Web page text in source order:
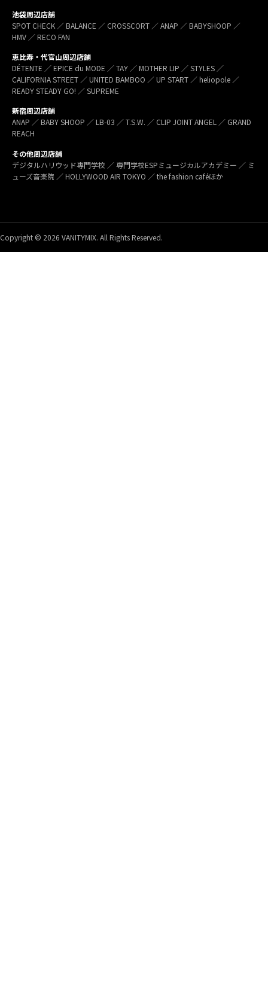
池袋周辺店舗
SPOT CHECK ／ BALANCE ／ CROSSCORT ／ ANAP ／ BABYSHOOP ／
HMV ／ RECO FAN
恵比寿・代官山周辺店舗
DÉTENTE ／ EPICE du MODE ／ TAY ／ MOTHER LIP ／ STYLES ／
CALIFORNIA STREET ／ UNITED BAMBOO ／ UP START ／ heliopole ／
READY STEADY GO! ／ SUPREME
新宿周辺店舗
ANAP ／ BABY SHOOP ／ LB-03 ／ T.S.W. ／ CLIP JOINT ANGEL ／ GRAND
REACH
その他周辺店舗
デジタルハリウッド専門学校 ／ 専門学校ESPミュージカルアカデミー ／ ミ
ューズ音楽院 ／ HOLLYWOOD AIR TOKYO ／ the fashion caféほか
Copyright © 2026 VANITYMIX. All Rights Reserved.